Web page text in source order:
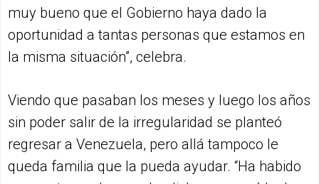
muy bueno que el Gobierno haya dado la
oportunidad a tantas personas que estamos en
la misma situación”, celebra.
Viendo que pasaban los meses y luego los años
sin poder salir de la irregularidad se planteó
regresar a Venezuela, pero allá tampoco le
queda familia que la pueda ayudar. “Ha habido